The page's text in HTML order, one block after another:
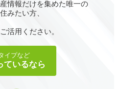
情報だけを集めた唯一の
みたい方、
活用ください。
イプなど
ているなら